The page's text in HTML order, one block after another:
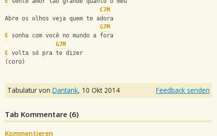
C7M
Abre os olhos veja quem te adora
G7M
E sonha com você no mundo a fora
G7M
E volta só pra te dizer
(coro)
Tabulatur von Dantank, 10 Okt 2014 Feedback senden
Tab Kommentare (6)
Kommentieren